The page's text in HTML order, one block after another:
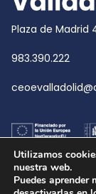
Plaza de Madrid
983.390.222
Utilizamos
nuestra web.
Puedes aprender